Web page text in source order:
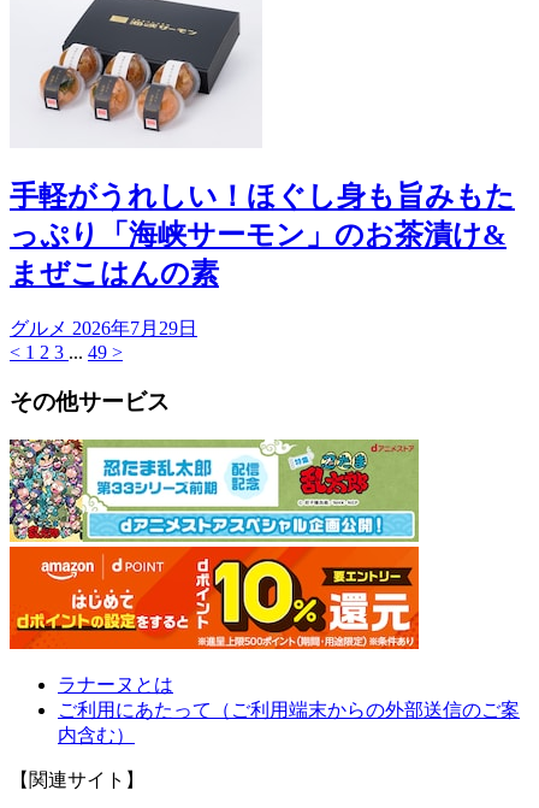
手軽がうれしい！ほぐし身も旨みもた
っぷり「海峡サーモン」のお茶漬け&
まぜこはんの素
グルメ 2026年7月29日
< 1 2 3 ... 49 >
その他サービス
ラナーヌとは
ご利用にあたって（ご利用端末からの外部送信のご案
内含む）
【関連サイト】